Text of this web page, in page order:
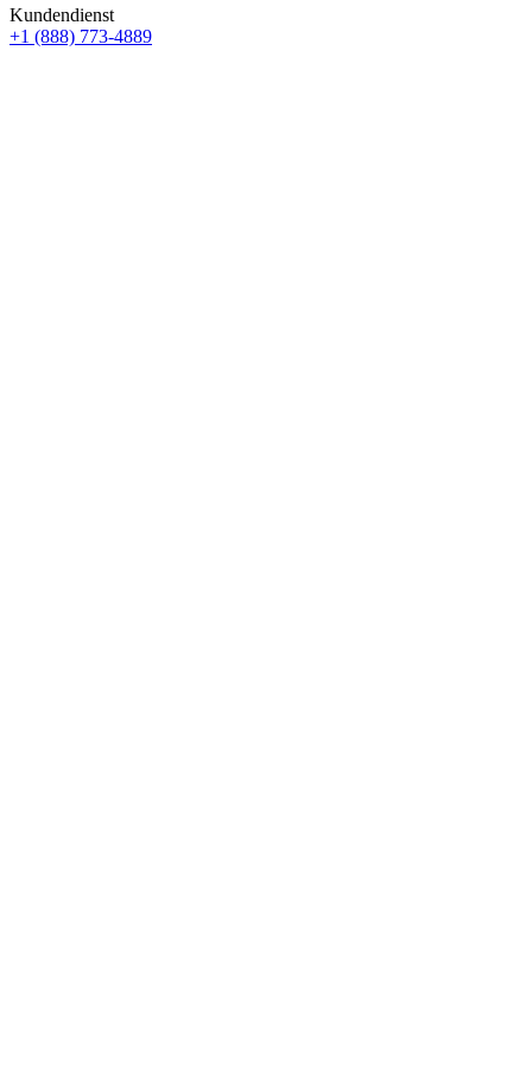
Kundendienst
+1 (888) 773-4889